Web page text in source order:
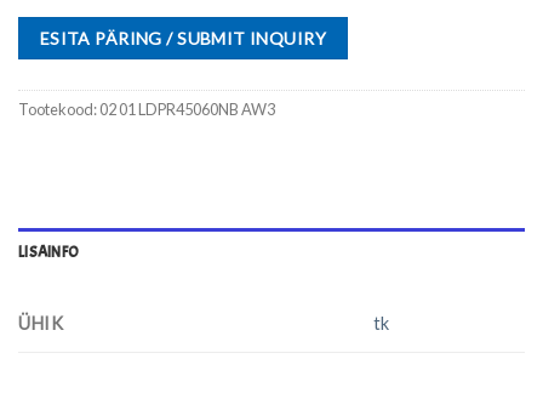
ESITA PÄRING / SUBMIT INQUIRY
Tootekood:02 01 LDPR45060NB AW3
LISAINFO
ÜHIK tk